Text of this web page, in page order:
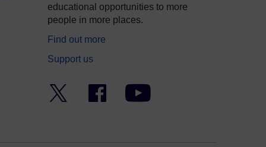
educational opportunities to more
people in more places.
Find out more
Support us
Facebook YouTube